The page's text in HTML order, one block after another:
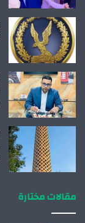
مقالات مختارة